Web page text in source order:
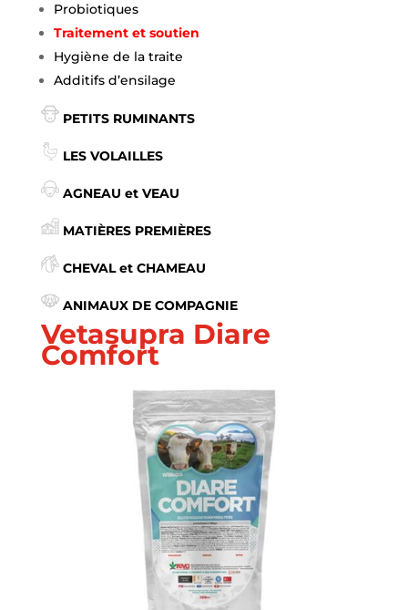
Probiotiques
Traitement et soutien
Hygiène de la traite
Additifs d’ensilage
PETITS RUMINANTS
LES VOLAILLES
AGNEAU et VEAU
MATIÈRES PREMIÈRES
CHEVAL et CHAMEAU
ANIMAUX DE COMPAGNIE
Vetasupra Diare
Comfort